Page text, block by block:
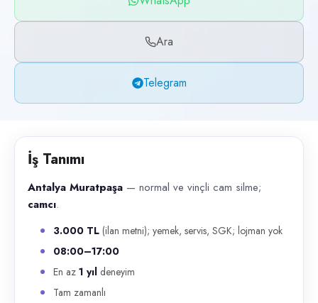
WhatsApp, Telegram, Telefon
İlan açıklaması
Antalya Muratpaşa — normal ve vinçli cam silme; camcı . 3.000 TL
Ara
Telegram
İş Tanımı
Antalya Muratpaşa — normal ve vinçli cam silme;
camcı.
3.000 TL (ilan metni); yemek, servis, SGK; lojman yok
08:00–17:00
En az 1 yıl deneyim
Tam zamanlı